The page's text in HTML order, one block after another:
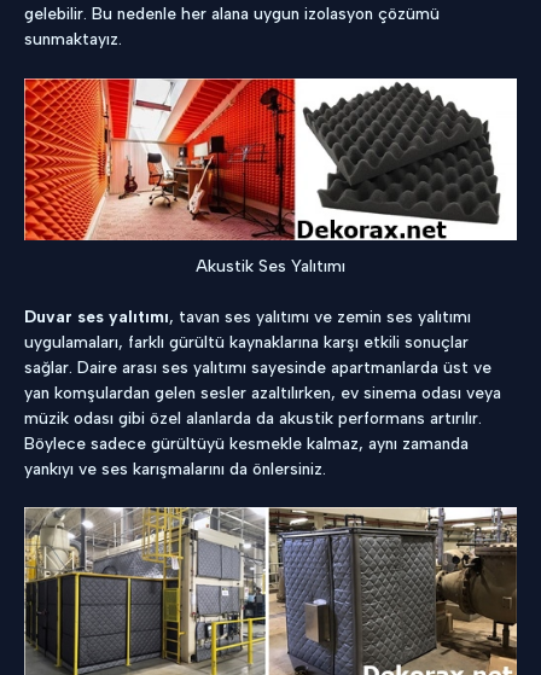
gelebilir. Bu nedenle her alana uygun izolasyon çözümü
sunmaktayız.
Akustik Ses Yalıtımı
Duvar ses yalıtımı, tavan ses yalıtımı ve zemin ses yalıtımı
uygulamaları, farklı gürültü kaynaklarına karşı etkili sonuçlar
sağlar. Daire arası ses yalıtımı sayesinde apartmanlarda üst ve
yan komşulardan gelen sesler azaltılırken, ev sinema odası veya
müzik odası gibi özel alanlarda da akustik performans artırılır.
Böylece sadece gürültüyü kesmekle kalmaz, aynı zamanda
yankıyı ve ses karışmalarını da önlersiniz.